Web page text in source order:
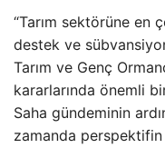
“Tarım sektörüne en
destek ve
Tarım ve Genç
kararlarında önemli
Saha gündeminin
zamanda